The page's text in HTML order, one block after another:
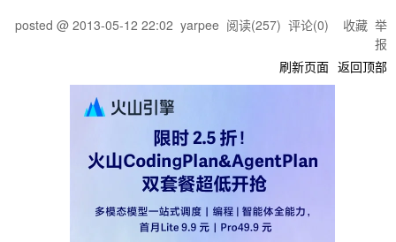
posted @ 2013-05-12 22:02 yarpee 阅读(257) 评论(0) 收藏 举
报
刷新页面 返回顶部